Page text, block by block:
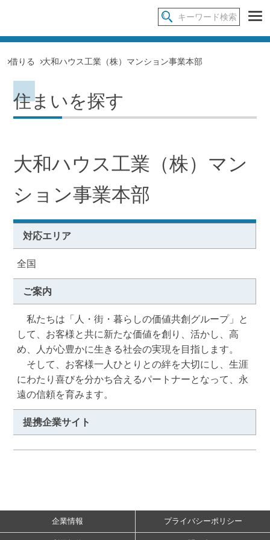
借りる 大和ハウス工業（株）マンション事業本部
住まいを探す
大和ハウス工業（株）マン
ション事業本部
対応エリア
全国
ご案内
私たちは「人・街・暮らしの価値共創グループ」と
して、お客様と共に新たな価値を創り、活かし、高
め、人が心豊かに生きる社会の実現を目指します。
そして、お客様一人ひとりとの絆を大切にし、生涯
にわたり喜びを分かち合えるパートナーとなって、永
遠の信頼を育みます。
提携企業サイト
企業情報 プライバシーポリシー